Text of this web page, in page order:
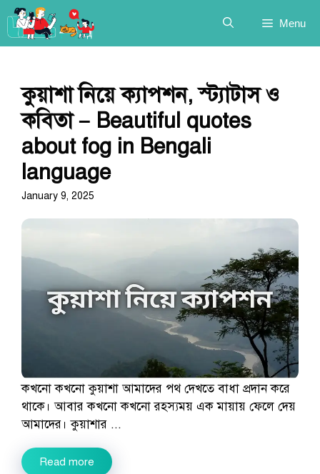
Skip
content
Menu
কুয়াশা নিয়ে ক্যাপশন, স্ট্যাটাস ও
কবিতা – Beautiful quotes
about fog in Bengali
language
January 9, 2025
কখনো কখনো কুয়াশা আমাদের পথ দেখতে বাধা প্রদান করে
থাকে। আবার কখনো কখনো রহস্যময় এক মায়ায় ফেলে দেয়
আমাদের। কুয়াশার ...
Read more